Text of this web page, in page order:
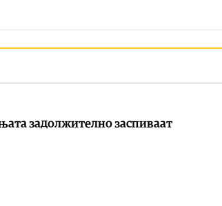
задолжително заспиваат